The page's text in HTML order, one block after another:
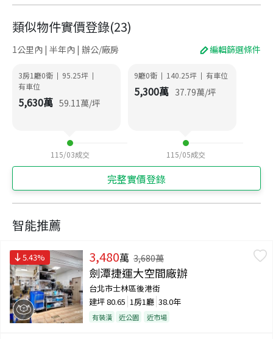
類似物件實價登錄(23)
1公里內 | 半年內 | 辦公/廠房 編輯篩選條件
3房1廳0衛 | 95.25坪 |
有車位
5,630萬 59.11 萬/坪
115/03成交
9廳0衛 | 140.25坪 | 有車位
5,300萬 37.79萬/坪
115/05成交
完整實價登錄
智能推薦
5.43% 3,480萬 3,680萬
劍潭捷運大空間廠辦
台北市士林區後港街
建坪80.65 1房1廳 38.0年
有裝潢 近公園 近市場